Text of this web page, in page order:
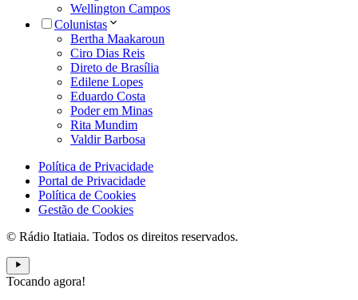
Wellington Campos
Colunistas
Bertha Maakaroun
Ciro Dias Reis
Direto de Brasília
Edilene Lopes
Eduardo Costa
Poder em Minas
Rita Mundim
Valdir Barbosa
Política de Privacidade
Portal de Privacidade
Política de Cookies
Gestão de Cookies
© Rádio Itatiaia. Todos os direitos reservados.
Tocando agora!